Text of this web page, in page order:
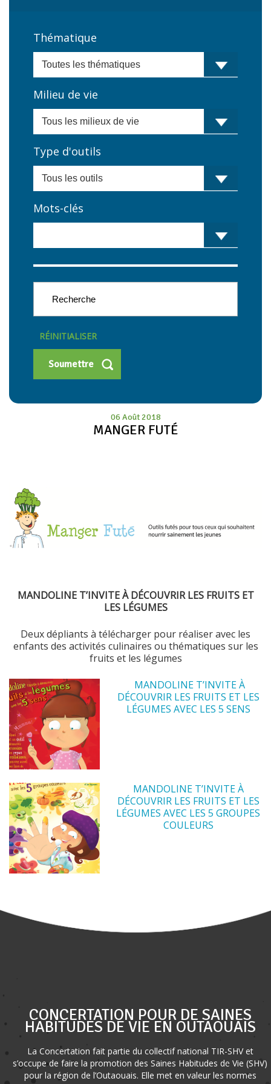
Thématique
Milieu de vie
Type d'outils
Mots-clés
RÉINITIALISER
06 Août 2018
MANGER FUTÉ
MANDOLINE T’INVITE À DÉCOUVRIR LES FRUITS ET
LES LÉGUMES
Deux dépliants à télécharger pour réaliser avec les
enfants des activités culinaires ou thématiques sur les
fruits et les légumes
MANDOLINE T’INVITE À
DÉCOUVRIR LES FRUITS ET LES
LÉGUMES AVEC LES 5 SENS
MANDOLINE T’INVITE À
DÉCOUVRIR LES FRUITS ET LES
LÉGUMES AVEC LES 5 GROUPES
COULEURS
CONCERTATION POUR DE SAINES
HABITUDES DE VIE EN OUTAOUAIS
La Concertation fait partie du collectif national TIR-SHV et
s’occupe de faire la promotion des Saines Habitudes de Vie (SHV)
pour la région de l’Outaouais. Elle met en valeur les normes